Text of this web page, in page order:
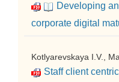
Developing
corporate digital
Kotlyarevskaya I.V.,
Staff client